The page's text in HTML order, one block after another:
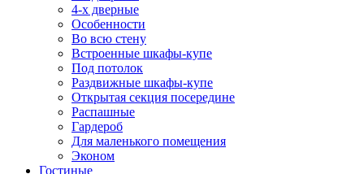
4-х дверные
Особенности
Во всю стену
Встроенные шкафы-купе
Под потолок
Раздвижные шкафы-купе
Открытая секция посередине
Распашные
Гардероб
Для маленького помещения
Эконом
Гостиные